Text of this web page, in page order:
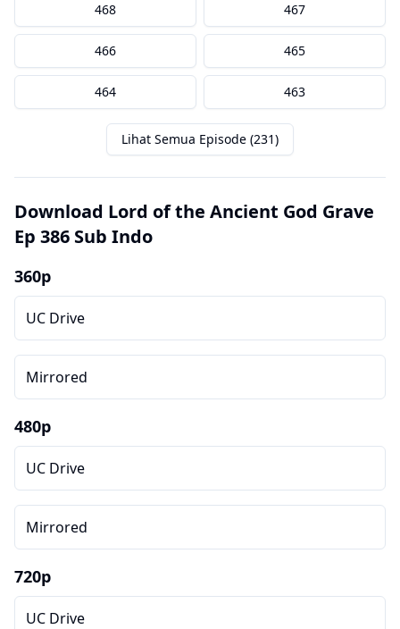
468 467
466 465
464 463
Lihat Semua Episode (231)
Download Lord of the Ancient God Grave
Ep 386 Sub Indo
360p
UC Drive
Mirrored
480p
UC Drive
Mirrored
720p
UC Drive